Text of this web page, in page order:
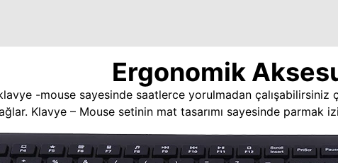
Ergonomik
-mouse sayesinde saatlerce yorulmadan çalışabilirsiniz
Klavye – Mouse setinin mat tasarımı sayesinde parmak